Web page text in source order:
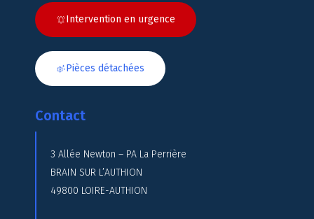
Intervention en urgence
Pièces détachées
Contact
3 Allée Newton – PA La Perrière
BRAIN SUR L’AUTHION
49800 LOIRE-AUTHION